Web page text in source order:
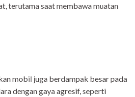
terutama saat membawa muatan
mobil juga berdampak besar pada
dengan gaya agresif, seperti